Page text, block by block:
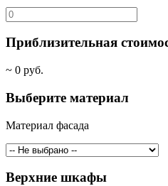
Приблизительная
~ 0 руб.
Выберите материал
Материал фасада
Верхние шкафы